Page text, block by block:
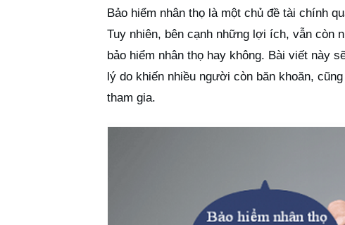
Bảo hiểm nhân thọ là một chủ đề tài chính
Tuy nhiên, bên cạnh những lợi ích, vẫn còn
bảo hiểm nhân thọ hay không. Bài viết này
lý do khiến nhiều người còn băn khoăn,
tham gia.